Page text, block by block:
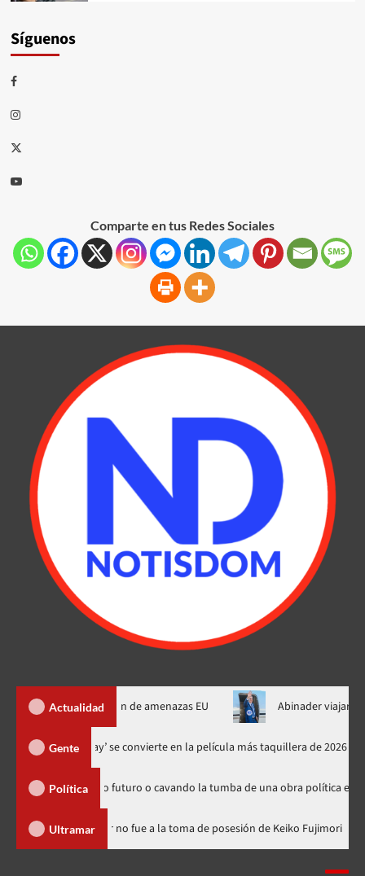
Síguenos
Comparte en tus Redes Sociales
Actualidad
al fin de amenazas EU Abinader viajará a Colombia
Gente
‘Spider-Man: Brand New Day’ se convierte en la película más
Política
futuro o cavando la tumba de una obra política exitosa”
Ultramar Luis Abinader no fue a la toma de posesión de Keiko